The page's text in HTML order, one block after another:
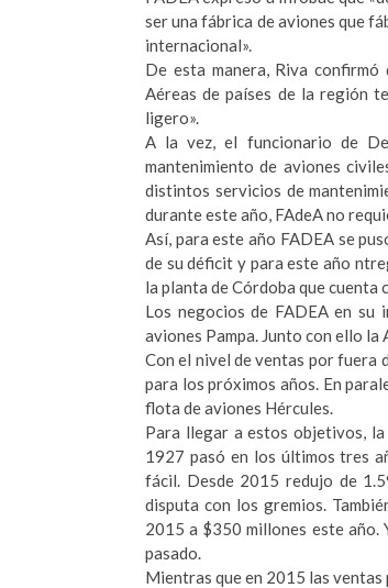
ser una fábrica de aviones que
internacional».
De esta manera, Riva
Aéreas de países de la región
ligero».
A la vez, el funcionario de
mantenimiento de aviones
distintos servicios de
durante este año, FAdeA no
Así, para este año FADEA se
de su déficit y para este año
la planta de Córdoba que cuenta
Los negocios de FADEA en su
aviones Pampa. Junto con ello
Con el nivel de ventas por fuera
para los próximos años. En
flota de aviones Hércules.
Para llegar a estos objetivos,
1927 pasó en los últimos tres
fácil. Desde 2015 redujo de
disputa con los gremios.
2015 a $350 millones este
pasado.
Mientras que en 2015 las